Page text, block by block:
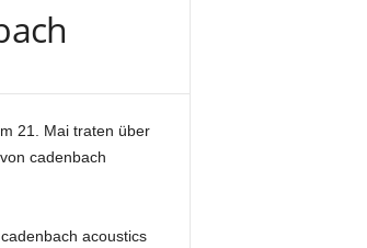
21. Mai traten über
cadenbach
acoustics